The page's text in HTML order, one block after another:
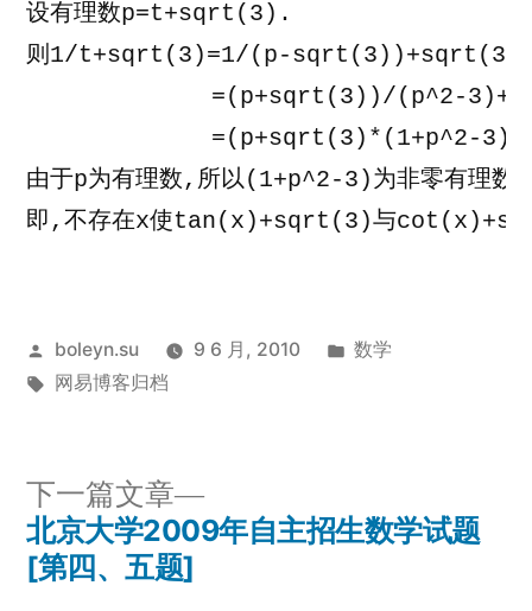
设有理数p=t+sqrt(3).
则1/t+sqrt(3)=1/(p-
=(p+sqrt(3))/(p^2-
=(p+sqrt(3)*(1+p^2-3))/
由于p为有理数,所以(1+p^2-3)为非零有
即,不存在x使tan(x)+sqrt(3)与
发
布
boleyn.su 9 6 月, 2010
发
数学
标
网易博客归档
文
下一篇文章
下
一
北京大学2009年自主招生数学试题
[第四、五题]